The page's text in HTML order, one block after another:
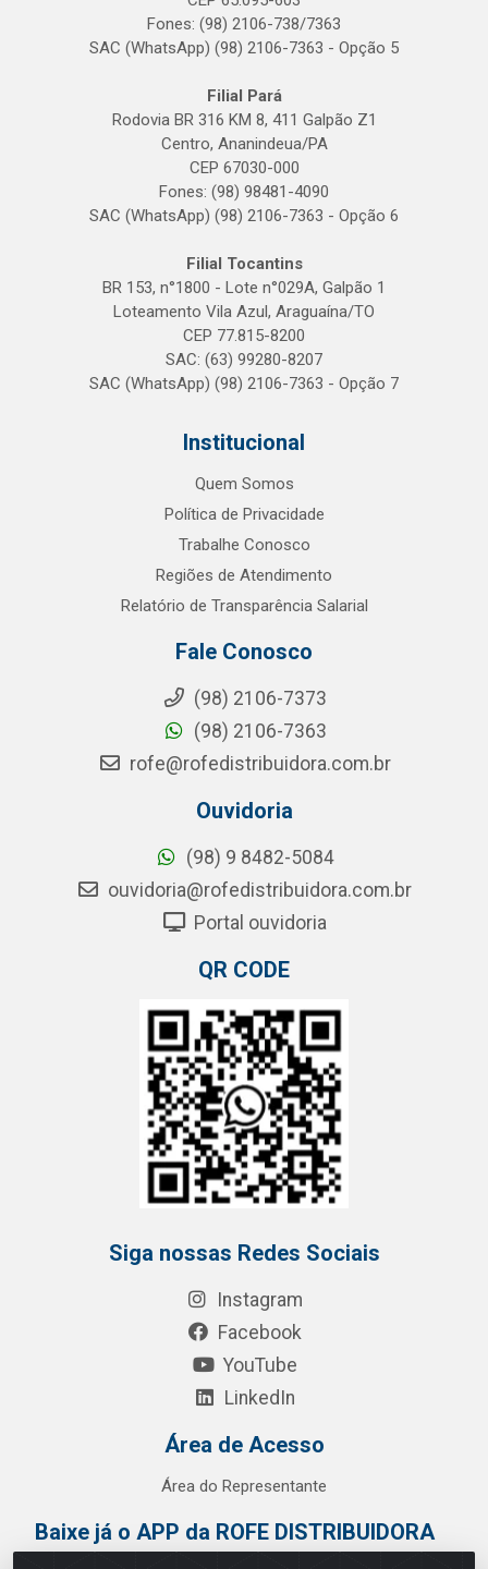
Fones: (98) 2106-738/7363
SAC (WhatsApp) (98) 2106-7363 - Opção 5
Filial Pará
Rodovia BR 316 KM 8, 411 Galpão Z1
Centro, Ananindeua/PA
CEP 67030-000
Fones: (98) 98481-4090
SAC (WhatsApp) (98) 2106-7363 - Opção 6
Filial Tocantins
BR 153, n°1800 - Lote n°029A, Galpão 1
Loteamento Vila Azul, Araguaína/TO
CEP 77.815-8200
SAC: (63) 99280-8207
SAC (WhatsApp) (98) 2106-7363 - Opção 7
Institucional
Quem Somos
Política de Privacidade
Trabalhe Conosco
Regiões de Atendimento
Relatório de Transparência Salarial
Fale Conosco
(98) 2106-7373
(98) 2106-7363
rofe@rofedistribuidora.com.br
Ouvidoria
(98) 9 8482-5084
ouvidoria@rofedistribuidora.com.br
Portal ouvidoria
QR CODE
Siga nossas Redes Sociais
Instagram
Facebook
YouTube
LinkedIn
Área de Acesso
Área do Representante
Baixe já o APP da ROFE DISTRIBUIDORA